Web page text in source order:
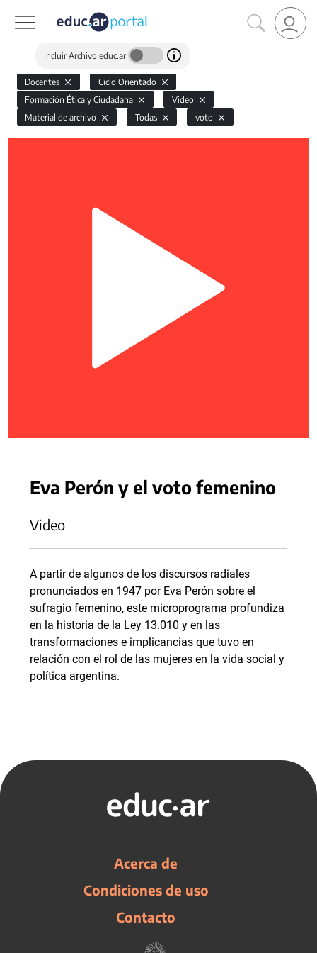
Incluir Archivo educ.ar
Docentes
Ciclo Orientado
Formación Ética y Ciudadana
Video
Material de archivo
Todas voto
Eva Perón y el voto femenino
Video
A partir de algunos de los discursos radiales
pronunciados en 1947 por Eva Perón sobre el
sufragio femenino, este microprograma profundiza
en la historia de la Ley 13.010 y en las
transformaciones e implicancias que tuvo en
relación con el rol de las mujeres en la vida social y
política argentina.
Acerca de
Condiciones de uso
Contacto